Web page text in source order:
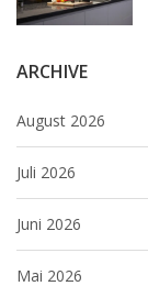
ARCHIVE
August 2026
Juli 2026
Juni 2026
Mai 2026